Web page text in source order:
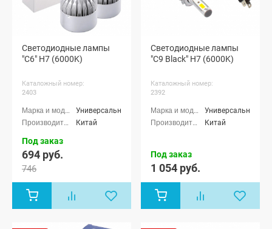
Светодиодные лампы
"C6" H7 (6000K)
Каталожный номер:
2403
Универсальные
Китай
Под заказ
694 руб.
746
Светодиодные лампы
"C9 Black" H7 (6000K)
Каталожный номер:
2392
Универсальные
Китай
Под заказ
1 054 руб.